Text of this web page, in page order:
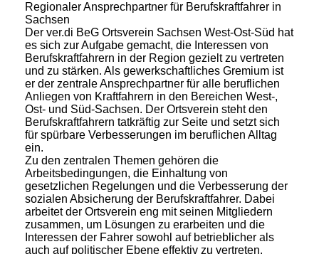
Regionaler Ansprechpartner für Berufskraftfahrer in
Sachsen
Der ver.di BeG Ortsverein Sachsen West-Ost-Süd hat
es sich zur Aufgabe gemacht, die Interessen von
Berufskraftfahrern in der Region gezielt zu vertreten
und zu stärken. Als gewerkschaftliches Gremium ist
er der zentrale Ansprechpartner für alle beruflichen
Anliegen von Kraftfahrern in den Bereichen West-,
Ost- und Süd-Sachsen. Der Ortsverein steht den
Berufskraftfahrern tatkräftig zur Seite und setzt sich
für spürbare Verbesserungen im beruflichen Alltag
ein.
Zu den zentralen Themen gehören die
Arbeitsbedingungen, die Einhaltung von
gesetzlichen Regelungen und die Verbesserung der
sozialen Absicherung der Berufskraftfahrer. Dabei
arbeitet der Ortsverein eng mit seinen Mitgliedern
zusammen, um Lösungen zu erarbeiten und die
Interessen der Fahrer sowohl auf betrieblicher als
auch auf politischer Ebene effektiv zu vertreten.